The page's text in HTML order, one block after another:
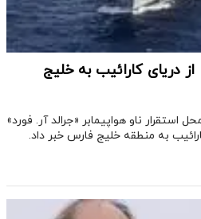
از دریای کارائیب به خلیج
استقرار ناو هواپیمابر «جرالد آر. فورد»
به منطقه خلیج فارس خبر داد.